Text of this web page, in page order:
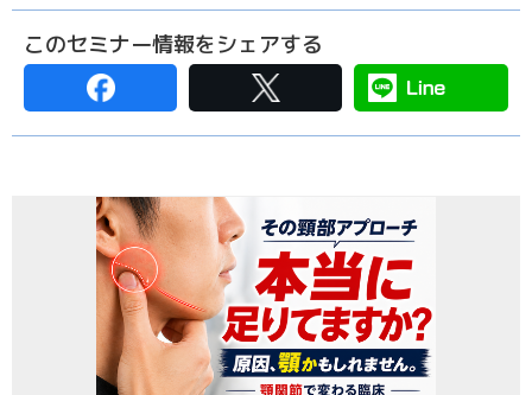
このセミナー情報をシェアする